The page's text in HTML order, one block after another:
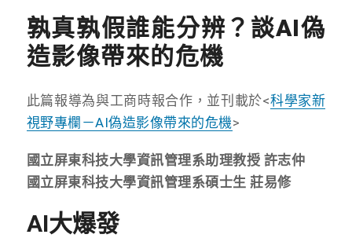
孰真孰假誰能分辨？談AI偽
造影像帶來的危機
此篇報導為與工商時報合作，並刊載於<科學家新
視野專欄－AI偽造影像帶來的危機>
國立屏東科技大學資訊管理系助理教授 許志仲
國立屏東科技大學資訊管理系碩士生 莊易修
AI大爆發